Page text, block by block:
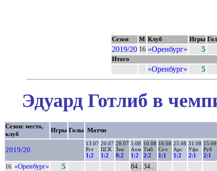
Сезон М Клуб Игры
2019/20 16 «Оренбург» 5
Итого
«Оренбург» 5
Эдуард Готлиб в
Сезон: место,
клуб
Игры Голы Матчи
2019/20
13.07
Рст
1:2
20.07
ЦСК
1:2
28.07
Зен
0:2
5.08
Ахм
1:2
10.08
Тмб
2:2
16.08
Соч
1:1
25.08
Арс
1:2
31.08
Уфа
2:1
15.09
Руб
2:1
16. «Оренбург» 5 84.. 34..